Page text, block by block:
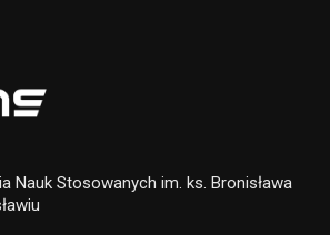
Nauk Stosowanych im. ks. Bronisława